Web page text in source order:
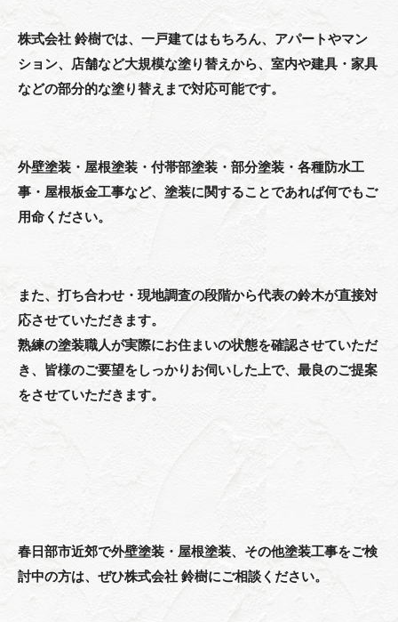
株式会社 鈴樹では、一戸建てはもちろん、アパートやマン
ション、店舗など大規模な塗り替えから、室内や建具・家具
などの部分的な塗り替えまで対応可能です。
外壁塗装・屋根塗装・付帯部塗装・部分塗装・各種防水工
事・屋根板金工事など、塗装に関することであれば何でもご
用命ください。
また、打ち合わせ・現地調査の段階から代表の鈴木が直接対
応させていただきます。
熟練の塗装職人が実際にお住まいの状態を確認させていただ
き、皆様のご要望をしっかりお伺いした上で、最良のご提案
をさせていただきます。
春日部市近郊で外壁塗装・屋根塗装、その他塗装工事をご検
討中の方は、ぜひ株式会社 鈴樹にご相談ください。